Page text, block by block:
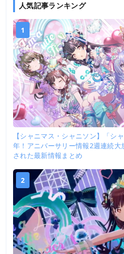
人気記事ランキング
1
【シャニマス・シャニソン】「シ
年！アニバーサリー情報2週連続大
された最新情報まとめ
2